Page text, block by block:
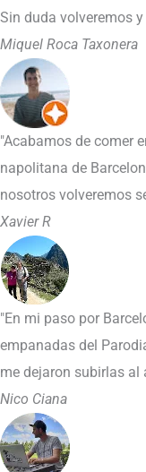
Sin duda volveremos
Miquel Roca Taxonera
"Acabamos de comer
napolitana de
nosotros volveremos
Xavier R
"En mi paso por
empanadas del
me dejaron subirlas al
Nico Ciana